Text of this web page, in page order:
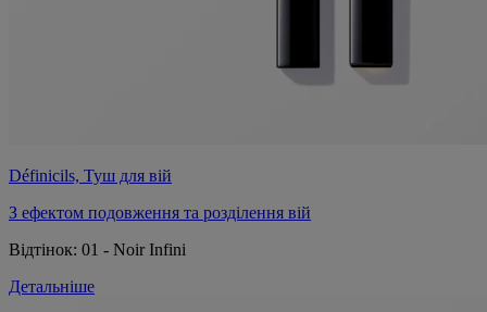
Définicils, Туш для вій
З ефектом подовження та розділення вій
Відтінок: 01 - Noir Infini
Детальніше